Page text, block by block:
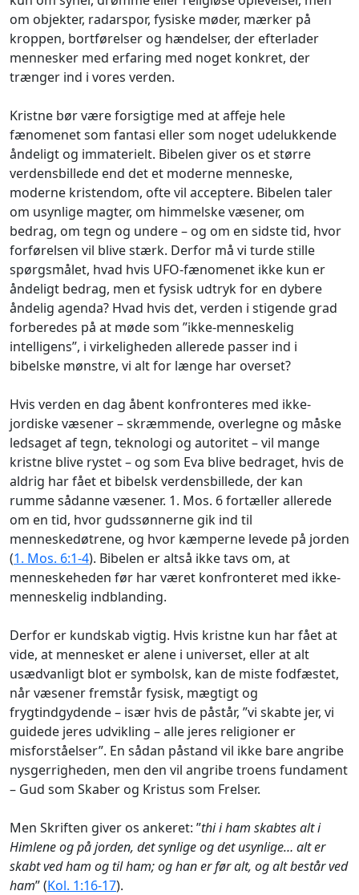
om objekter, radarspor, fysiske møder, mærker på
kroppen, bortførelser og hændelser, der efterlader
mennesker med erfaring med noget konkret, der
trænger ind i vores verden.
Kristne bør være forsigtige med at affeje hele
fænomenet som fantasi eller som noget udelukkende
åndeligt og immaterielt. Bibelen giver os et større
verdensbillede end det et moderne menneske,
moderne kristendom, ofte vil acceptere. Bibelen taler
om usynlige magter, om himmelske væsener, om
bedrag, om tegn og undere – og om en sidste tid, hvor
forførelsen vil blive stærk. Derfor må vi turde stille
spørgsmålet, hvad hvis UFO-fænomenet ikke kun er
åndeligt bedrag, men et fysisk udtryk for en dybere
åndelig agenda? Hvad hvis det, verden i stigende grad
forberedes på at møde som ”ikke-menneskelig
intelligens”, i virkeligheden allerede passer ind i
bibelske mønstre, vi alt for længe har overset?
Hvis verden en dag åbent konfronteres med ikke-
jordiske væsener – skræmmende, overlegne og måske
ledsaget af tegn, teknologi og autoritet – vil mange
kristne blive rystet – og som Eva blive bedraget, hvis de
aldrig har fået et bibelsk verdensbillede, der kan
rumme sådanne væsener. 1. Mos. 6 fortæller allerede
om en tid, hvor gudssønnerne gik ind til
menneskedøtrene, og hvor kæmperne levede på jorden
(1. Mos. 6:1-4). Bibelen er altså ikke tavs om, at
menneskeheden før har været konfronteret med ikke-
menneskelig indblanding.
Derfor er kundskab vigtig. Hvis kristne kun har fået at
vide, at mennesket er alene i universet, eller at alt
usædvanligt blot er symbolsk, kan de miste fodfæstet,
når væsener fremstår fysisk, mægtigt og
frygtindgydende – især hvis de påstår, ”vi skabte jer, vi
guidede jeres udvikling – alle jeres religioner er
misforståelser”. En sådan påstand vil ikke bare angribe
nysgerrigheden, men den vil angribe troens fundament
– Gud som Skaber og Kristus som Frelser.
Men Skriften giver os ankeret: ”thi i ham skabtes alt i
Himlene og på jorden, det synlige og det usynlige… alt er
skabt ved ham og til ham; og han er før alt, og alt består ved
ham” (Kol. 1:16-17).